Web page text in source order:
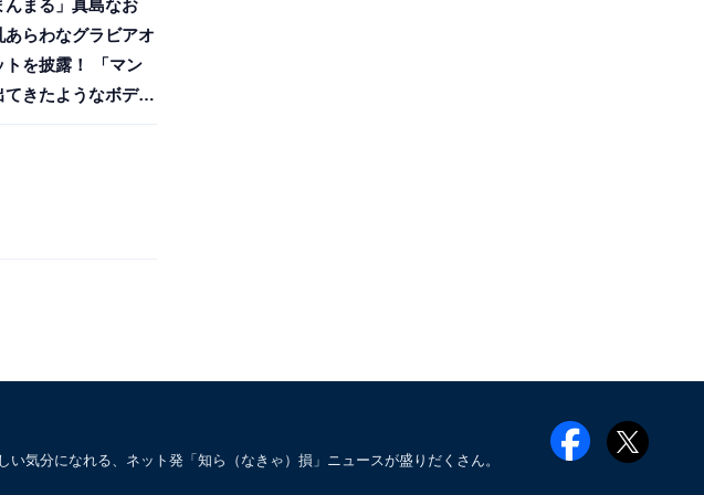
んまる」真島なお
あらわなグラビアオ
トを披露！ 「マン
てきたようなボディ
気分になれる、ネット発「知ら（なきゃ）損」ニュースが盛りだくさん。